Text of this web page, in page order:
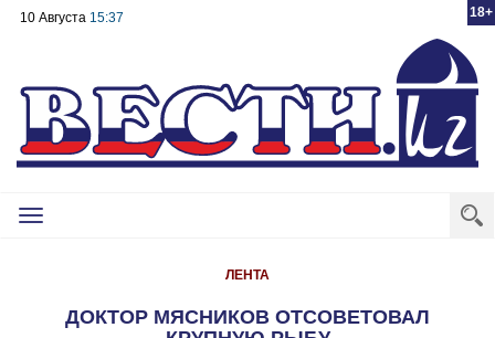
18+
10 Августа 15:37
Toggle
ЛЕНТА
ДОКТОР МЯСНИКОВ ОТСОВЕТОВАЛ